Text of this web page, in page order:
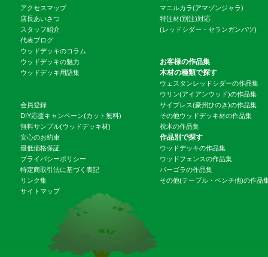
アクセスマップ
店長あいさつ
スタッフ紹介
代表ブログ
ウッドデッキのコラム
ウッドデッキの魅力
ウッドデッキ用語集
会員登録
DIY応援キャンペーン(カット無料)
無料サンプル(ウッドデッキ材)
安心のお約束
最低価格保証
プライバシーポリシー
特定商取引法に基づく表記
リンク集
サイトマップ
マニルカラ(アマゾンジャラ)
特注材(別注)対応
(レッドシダー・セランガンバツ)
お客様の作品集
木材の種類で探す
ウェスタンレッドシダーの作品集
ウリン(アイアンウッド)の作品集
サイプレス(豪州ひのき)の作品集
その他ウッドデッキ材の作品集
枕木の作品集
作品別で探す
ウッドデッキの作品集
ウッドフェンスの作品集
パーゴラの作品集
その他(テーブル・ベンチ他)の作品